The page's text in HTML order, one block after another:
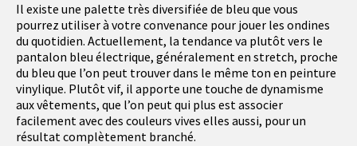
Il existe une palette très diversifiée de bleu que vous
pourrez utiliser à votre convenance pour jouer les ondines
du quotidien. Actuellement, la tendance va plutôt vers le
pantalon bleu électrique, généralement en stretch, proche
du bleu que l’on peut trouver dans le même ton en peinture
vinylique. Plutôt vif, il apporte une touche de dynamisme
aux vêtements, que l’on peut qui plus est associer
facilement avec des couleurs vives elles aussi, pour un
résultat complètement branché.